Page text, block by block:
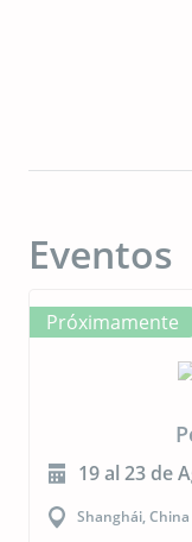
Eventos
Próximamente
19 al 23 de
Shanghái, China